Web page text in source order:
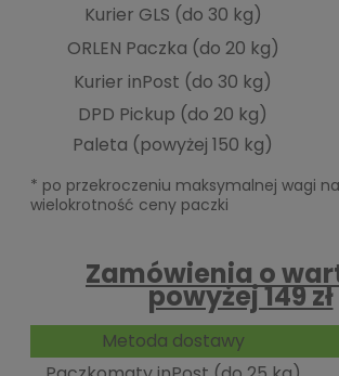
Kurier GLS (do 30 kg)
ORLEN Paczka (do 20 kg)
Kurier inPost (do 30 kg)
DPD Pickup (do 20 kg)
Paleta (powyżej 150 kg)
* po przekroczeniu maksymalnej wagi
wielokrotność ceny paczki
Zamówienia o
powyżej 149 zł
Metoda dostawy